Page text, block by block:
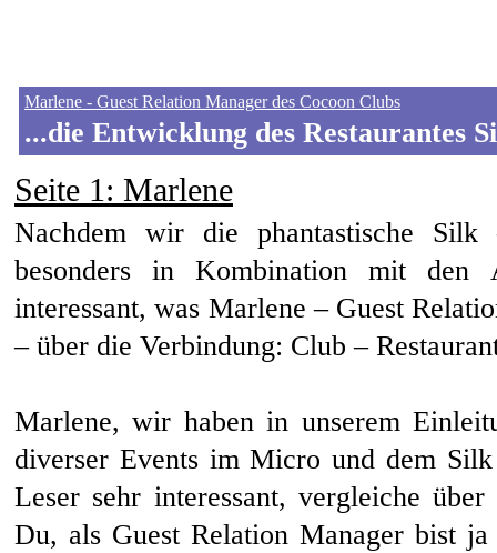
Marlene - Guest Relation Manager des Cocoon Clubs
...die Entwicklung des Restaurantes
Seite 1: Marlene
Nachdem wir die phantastische
besonders in Kombination mit den
interessant, was Marlene – Guest
– über die Verbindung: Club –
Marlene, wir haben in unserem
diverser Events im Micro und dem
Leser sehr interessant, vergleiche
Du, als Guest Relation Manager bist ja